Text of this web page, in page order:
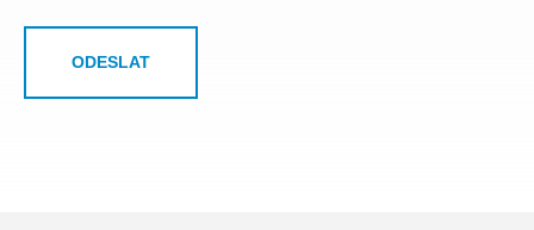
ODESLAT